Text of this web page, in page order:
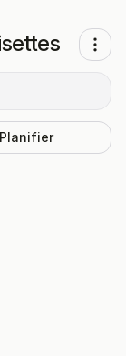
Planifier